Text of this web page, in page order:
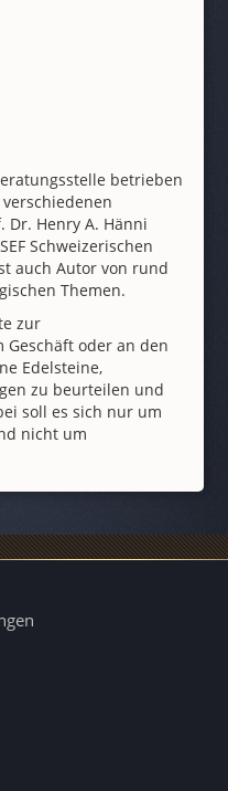
betrieben
Dr. Henry A. Hänni
Schweizerischen
auch Autor von rund
Themen.
zur
oder an den
Edelsteine,
zu beurteilen und
soll es sich nur um
nicht um